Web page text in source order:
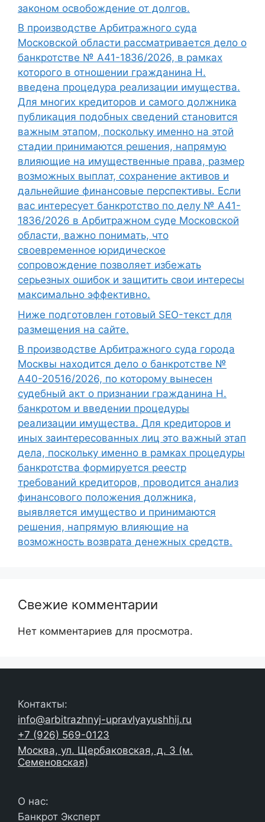
законом освобождение от долгов.
В производстве Арбитражного суда
Московской области рассматривается дело о
банкротстве № А41-1836/2026, в рамках
которого в отношении гражданина Н.
введена процедура реализации имущества.
Для многих кредиторов и самого должника
публикация подобных сведений становится
важным этапом, поскольку именно на этой
стадии принимаются решения, напрямую
влияющие на имущественные права, размер
возможных выплат, сохранение активов и
дальнейшие финансовые перспективы. Если
вас интересует банкротство по делу № А41-
1836/2026 в Арбитражном суде Московской
области, важно понимать, что
своевременное юридическое
сопровождение позволяет избежать
серьезных ошибок и защитить свои интересы
максимально эффективно.
Ниже подготовлен готовый SEO-текст для
размещения на сайте.
В производстве Арбитражного суда города
Москвы находится дело о банкротстве №
А40-20516/2026, по которому вынесен
судебный акт о признании гражданина Н.
банкротом и введении процедуры
реализации имущества. Для кредиторов и
иных заинтересованных лиц это важный этап
дела, поскольку именно в рамках процедуры
банкротства формируется реестр
требований кредиторов, проводится анализ
финансового положения должника,
выявляется имущество и принимаются
решения, напрямую влияющие на
возможность возврата денежных средств.
Свежие комментарии
Нет комментариев для просмотра.
Контакты:
info@arbitrazhnyj-upravlyayushhij.ru
+7 (926) 569-0123
Москва, ул. Щербаковская, д. 3 (м.
Семеновская)
О нас:
Банкрот Эксперт